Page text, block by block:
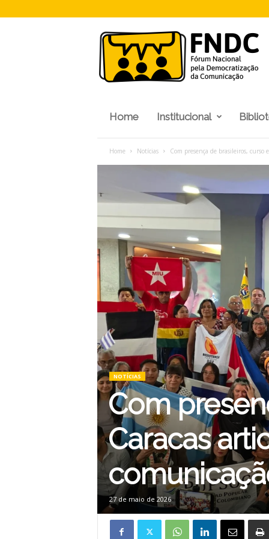
N
D
C
Home Institucional
Home Notícias Com presença de brasileiros, curso
NOTÍCIAS
Com
Caracas
27 de maio de 2026